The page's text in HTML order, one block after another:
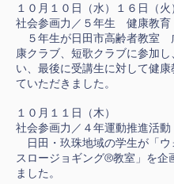
１０月１０日（水）１６日（火）
社会参画力／５年生 健康教育
５年生が日田市高齢者教室
康クラブ、短歌クラブに参加
い、最後に受講生に対して健
ていただきました。
１０月１１日（木）
社会参画力／４年運動推進活動
日田・玖珠地域の学生が「ウ
スロージョギング®教室」を企
ました。